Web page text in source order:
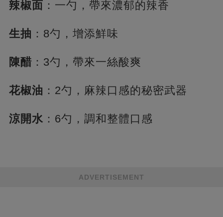
辣椒面 ：一勺，帶來濃郁的辣香
生抽 ：8勺，增添鮮味
陳醋：3勺，帶來一絲酸爽
花椒油 ：2勺，麻辣口感的秘密武器
涼開水：6勺，調和整體口感
ADVERTISEMENT